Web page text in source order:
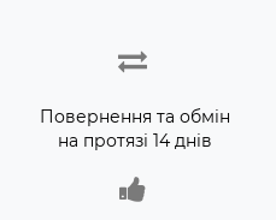
Повернення та обмін
на протязі 14 днів